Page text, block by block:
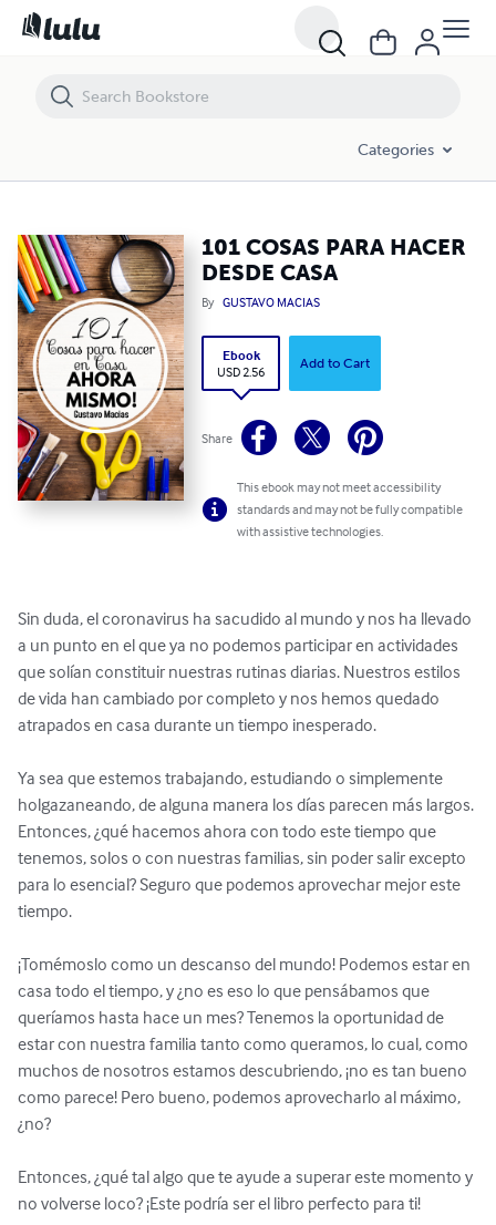
Categories
101 COSAS PARA HACER
DESDE CASA
By GUSTAVO MACIAS
Ebook
USD 2.56
Add to Cart
Share
This ebook may not meet accessibility
standards and may not be fully compatible
with assistive technologies.
Sin duda, el coronavirus ha sacudido al mundo y nos ha llevado
a un punto en el que ya no podemos participar en actividades
que solían constituir nuestras rutinas diarias. Nuestros estilos
de vida han cambiado por completo y nos hemos quedado
atrapados en casa durante un tiempo inesperado.
Ya sea que estemos trabajando, estudiando o simplemente
holgazaneando, de alguna manera los días parecen más largos.
Entonces, ¿qué hacemos ahora con todo este tiempo que
tenemos, solos o con nuestras familias, sin poder salir excepto
para lo esencial? Seguro que podemos aprovechar mejor este
tiempo.
¡Tomémoslo como un descanso del mundo! Podemos estar en
casa todo el tiempo, y ¿no es eso lo que pensábamos que
queríamos hasta hace un mes? Tenemos la oportunidad de
estar con nuestra familia tanto como queramos, lo cual, como
muchos de nosotros estamos descubriendo, ¡no es tan bueno
como parece! Pero bueno, podemos aprovecharlo al máximo,
¿no?
Entonces, ¿qué tal algo que te ayude a superar este momento y
no volverse loco? ¡Este podría ser el libro perfecto para ti!
101 COSAS PARA HACER DESDE CASA